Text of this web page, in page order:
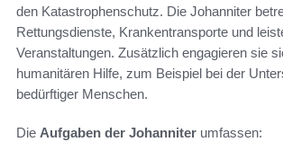
den Katastrophenschutz. Die Johanniter
Rettungsdienste, Krankentransporte und
Veranstaltungen. Zusätzlich engagieren sie
humanitären Hilfe, zum Beispiel bei der
bedürftiger Menschen.
Die Aufgaben der Johanniter umfassen: